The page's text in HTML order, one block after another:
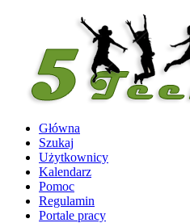
Główna
Szukaj
Użytkownicy
Kalendarz
Pomoc
Regulamin
Portale pracy